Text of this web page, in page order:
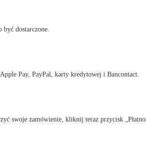
być dostarczone.
Pay, PayPal, karty kredytowej i Bancontact.
swoje zamówienie, kliknij teraz przycisk